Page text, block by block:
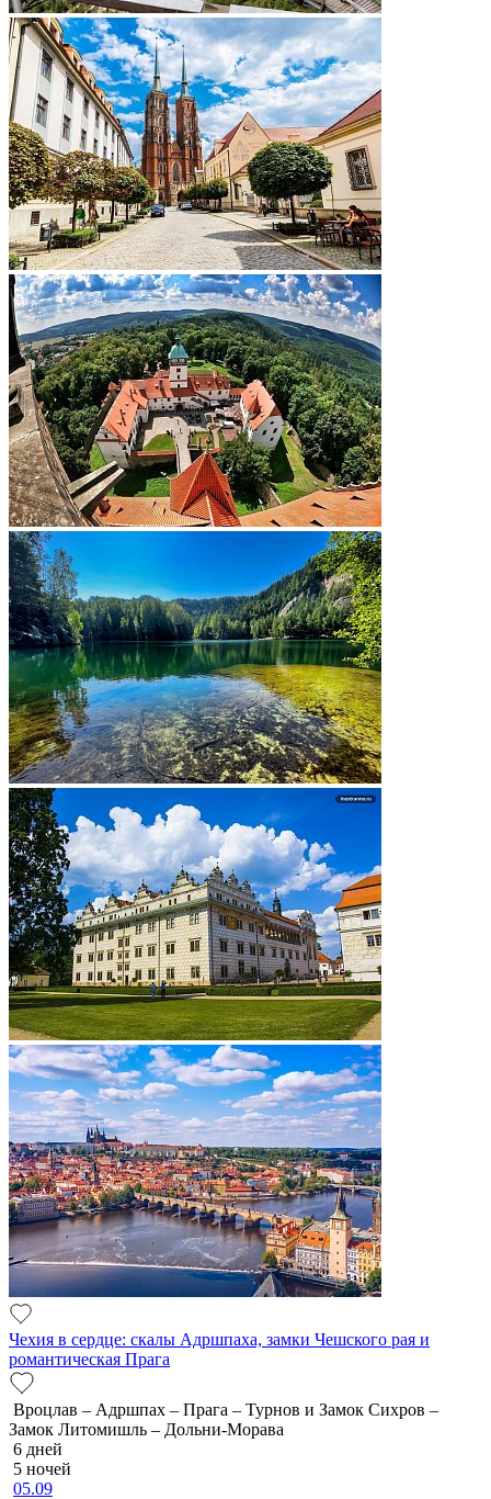
Чехия в сердце: скалы Адршпаха, замки Чешского рая и
романтическая Прага
Вроцлав – Адршпах – Прага – Турнов и Замок Сихров –
Замок Литомишль – Дольни-Морава
6 дней
5 ночей
05.09